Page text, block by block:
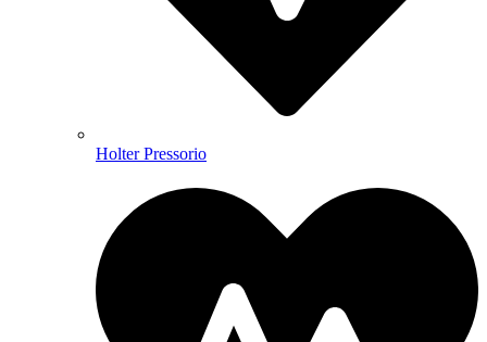
Holter Pressorio